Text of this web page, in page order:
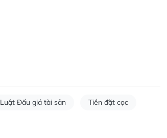
Luật Đấu giá tài sản Tiền đặt cọc